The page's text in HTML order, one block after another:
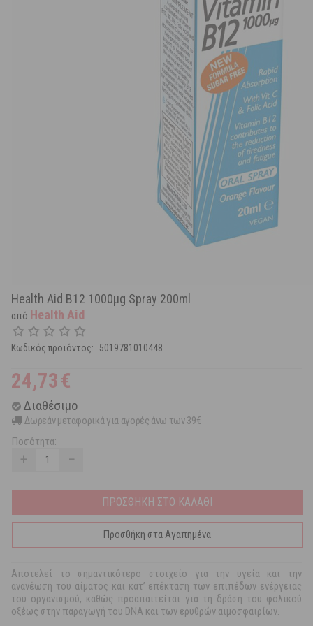
Health Aid B12 1000μg Spray 200ml
από Health Aid
Κωδικός προϊόντος: 5019781010448
24,73€
Διαθέσιμο
Δωρεάν μεταφορικά για αγορές άνω των 39€
Ποσότητα:
+ −
ΠΡΟΣΘΗΚΗ ΣΤΟ ΚΑΛΑΘΙ
Προσθήκη στα Αγαπημένα
Αποτελεί το σημαντικότερο στοιχείο για την υγεία και την
ανανέωση του αίματος και κατ’ επέκταση των επιπέδων ενέργειας
του οργανισμού, καθώς προαπαιτείται για τη δράση του φολικού
οξέως στην παραγωγή του DNA και των ερυθρών αιμοσφαιρίων.